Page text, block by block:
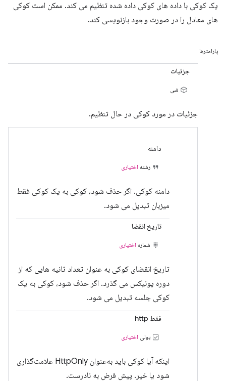
یک کوکی با داده های کوکی داده شده تنظیم می کند. ممکن است کوکی
های معادل را در صورت وجود بازنویسی کند.
پارامترها
جزئیات
شی
جزئیات در مورد کوکی در حال تنظیم.
دامنه
رشته اختیاری
دامنه کوکی. اگر حذف شود، کوکی به یک کوکی فقط
میزبان تبدیل می شود.
تاریخ انقضا
شماره اختیاری
تاریخ انقضای کوکی به عنوان تعداد ثانیه هایی که از
دوره یونیکس می گذرد. اگر حذف شود، کوکی به یک
کوکی جلسه تبدیل می شود.
فقط http
بولی اختیاری
اینکه آیا کوکی باید به‌عنوان HttpOnly علامت‌گذاری
شود یا خیر. پیش فرض به نادرست.